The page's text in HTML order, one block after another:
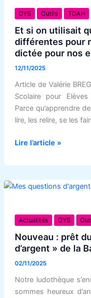
DYS Outils TDAH
Et si on utilisait
différentes pour
dictée pour nos
12/11/2025
Article de Valérie
Scolaire pour
Parce qu’apprendre
lire, les relire, se les
si
on
utilisait
quelques
techniques
différentes
pour
mémoriser
les
mots
la
pour
nos
enfants
ordinaires
?
Lire l’article »
Actualités DYS
Nouveau : prêt
d’argent » de la
02/11/2025
Notre ludothèque
sommes heureux
prêt
du
«
Mes
questions